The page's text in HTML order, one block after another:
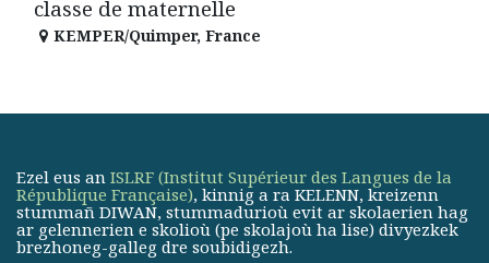
classe de maternelle
KEMPER/Quimper, France
Ezel eus an ISLRF (Institut Supérieur des Langues de la
République Française), kinnig a ra KELENN, kreizenn
stummañ DIWAN, stummadurioù evit ar skolaerien hag
ar gelennerien e skolioù (pe skolajoù ha lise) divyezkek
brezhoneg-galleg dre soubidigezh.